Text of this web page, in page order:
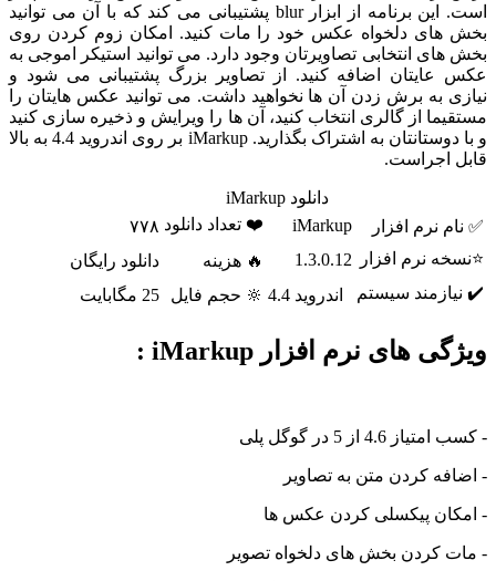
است. این برنامه از ابزار blur پشتیبانی می کند که با آن می توانید
بخش های دلخواه عکس خود را مات کنید. امکان زوم کردن روی
بخش های انتخابی تصاویرتان وجود دارد. می توانید استیکر اموجی به
عکس عایتان اضافه کنید. از تصاویر بزرگ پشتیبانی می شود و
نیازی به برش زدن آن ها نخواهید داشت. می توانید عکس هایتان را
مستقیما از گالری انتخاب کنید، آن ها را ویرایش و ذخیره سازی کنید
و با دوستانتان به اشتراک بگذارید. iMarkup بر روی اندروید 4.4 به بالا
قابل اجراست.
دانلود iMarkup
✅ نام نرم افزار
iMarkup ❤️ تعداد دانلود ۷۷۸
⭐نسخه نرم افزار
1.3.0.12 🔥 هزینه
دانلود رایگان
✔️ نیازمند سیستم
اندروید 4.4 🔆 حجم فایل 25 مگابایت
ویژگی های نرم افزار iMarkup :
- کسب امتیاز 4.6 از 5 در گوگل پلی
- اضافه کردن متن به تصاویر
- امکان پیکسلی کردن عکس ها
- مات کردن بخش های دلخواه تصویر